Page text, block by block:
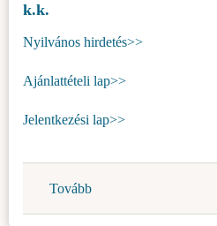
elidegenítésére
vonatkozó
k.k.
Nyilvános hirdetés>>
Ajánlattételi lap>>
Jelentkezési lap>>
Tovább
nyilvános